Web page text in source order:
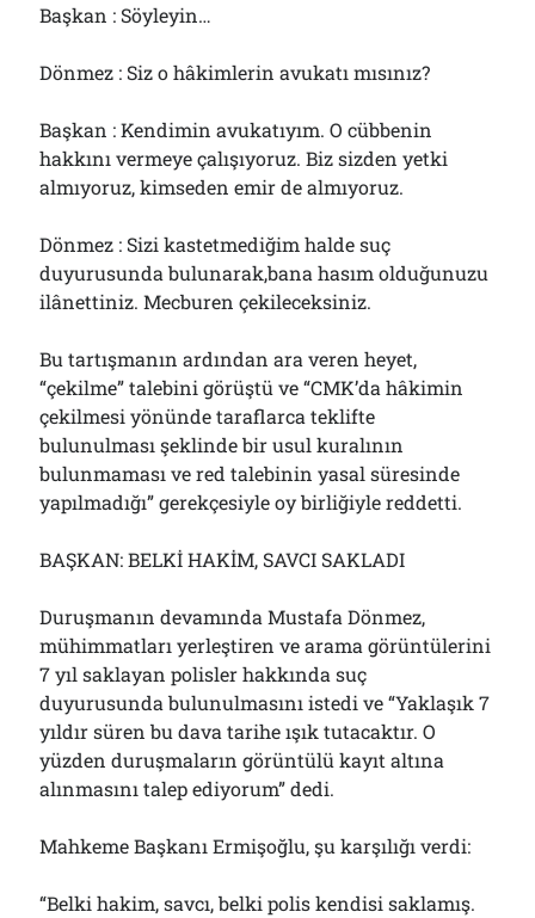
Başkan : Söyleyin…
Dönmez : Siz o hâkimlerin avukatı mısınız?
Başkan : Kendimin avukatıyım. O cübbenin
hakkını vermeye çalışıyoruz. Biz sizden yetki
almıyoruz, kimseden emir de almıyoruz.
Dönmez : Sizi kastetmediğim halde suç
duyurusunda bulunarak,bana hasım olduğunuzu
ilânettiniz. Mecburen çekileceksiniz.
Bu tartışmanın ardından ara veren heyet,
“çekilme” talebini görüştü ve “CMK’da hâkimin
çekilmesi yönünde taraflarca teklifte
bulunulması şeklinde bir usul kuralının
bulunmaması ve red talebinin yasal süresinde
yapılmadığı” gerekçesiyle oy birliğiyle reddetti.
BAŞKAN: BELKİ HAKİM, SAVCI SAKLADI
Duruşmanın devamında Mustafa Dönmez,
mühimmatları yerleştiren ve arama görüntülerini
7 yıl saklayan polisler hakkında suç
duyurusunda bulunulmasını istedi ve “Yaklaşık 7
yıldır süren bu dava tarihe ışık tutacaktır. O
yüzden duruşmaların görüntülü kayıt altına
alınmasını talep ediyorum” dedi.
Mahkeme Başkanı Ermişoğlu, şu karşılığı verdi:
“Belki hakim, savcı, belki polis kendisi saklamış.